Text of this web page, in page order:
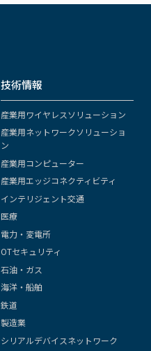
技術情報
産業用ワイヤレスソリューション
産業用ネットワークソリューショ
ン
産業用コンピューター
産業用エッジコネクティビティ
インテリジェント交通
医療
電力・変電所
OTセキュリティ
石油・ガス
海洋・船舶
鉄道
製造業
シリアルデバイスネットワーク